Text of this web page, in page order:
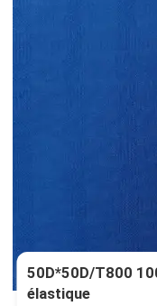
50D*50D/T800
élastique